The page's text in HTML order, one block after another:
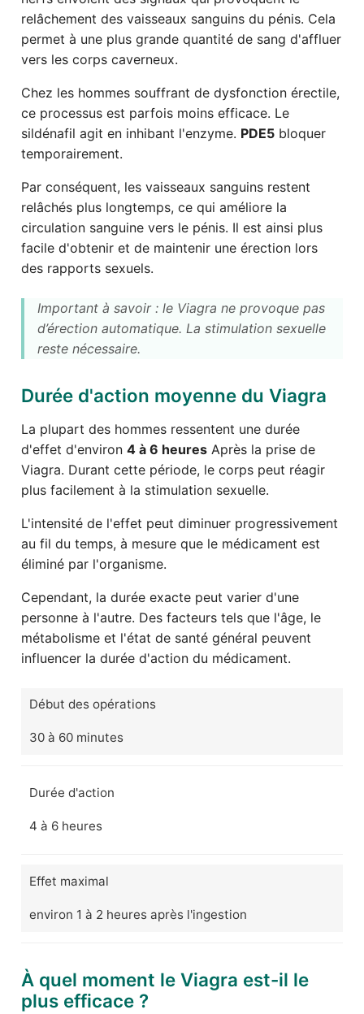
relâchement des vaisseaux sanguins du pénis. Cela
permet à une plus grande quantité de sang d'affluer
vers les corps caverneux.
Chez les hommes souffrant de dysfonction érectile,
ce processus est parfois moins efficace. Le
sildénafil agit en inhibant l'enzyme. PDE5 bloquer
temporairement.
Par conséquent, les vaisseaux sanguins restent
relâchés plus longtemps, ce qui améliore la
circulation sanguine vers le pénis. Il est ainsi plus
facile d'obtenir et de maintenir une érection lors
des rapports sexuels.
Important à savoir : le Viagra ne provoque pas
d’érection automatique. La stimulation sexuelle
reste nécessaire.
Durée d'action moyenne du Viagra
La plupart des hommes ressentent une durée
d'effet d'environ 4 à 6 heures Après la prise de
Viagra. Durant cette période, le corps peut réagir
plus facilement à la stimulation sexuelle.
L'intensité de l'effet peut diminuer progressivement
au fil du temps, à mesure que le médicament est
éliminé par l'organisme.
Cependant, la durée exacte peut varier d'une
personne à l'autre. Des facteurs tels que l'âge, le
métabolisme et l'état de santé général peuvent
influencer la durée d'action du médicament.
Début des opérations
30 à 60 minutes
Durée d'action
4 à 6 heures
Effet maximal
environ 1 à 2 heures après l'ingestion
À quel moment le Viagra est-il le
plus efficace ?